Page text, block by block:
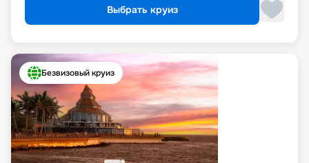
Выбрать круиз
Безвизовый круиз